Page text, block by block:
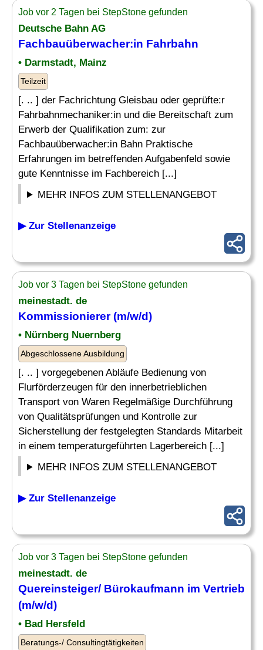
Job vor 2 Tagen bei StepStone gefunden
Deutsche Bahn AG
Fachbauüberwacher:in Fahrbahn
• Darmstadt, Mainz
Teilzeit
[. .. ] der Fachrichtung Gleisbau oder geprüfte:r
Fahrbahnmechaniker:in und die Bereitschaft zum
Erwerb der Qualifikation zum: zur
Fachbauüberwacher:in Bahn Praktische
Erfahrungen im betreffenden Aufgabenfeld sowie
gute Kenntnisse im Fachbereich [...]
MEHR INFOS ZUM STELLENANGEBOT
▶ Zur Stellenanzeige
Job vor 3 Tagen bei StepStone gefunden
meinestadt. de
Kommissionierer (m/w/d)
• Nürnberg Nuernberg
Abgeschlossene Ausbildung
[. .. ] vorgegebenen Abläufe Bedienung von
Flurförderzeugen für den innerbetrieblichen
Transport von Waren Regelmäßige Durchführung
von Qualitätsprüfungen und Kontrolle zur
Sicherstellung der festgelegten Standards Mitarbeit
in einem temperaturgeführten Lagerbereich [...]
MEHR INFOS ZUM STELLENANGEBOT
▶ Zur Stellenanzeige
Job vor 3 Tagen bei StepStone gefunden
meinestadt. de
Quereinsteiger/ Bürokaufmann im Vertrieb
(m/w/d)
• Bad Hersfeld
Beratungs-/ Consultingtätigkeiten